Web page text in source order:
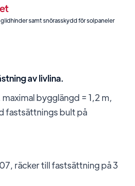
samt snörasskydd för solpaneler
av livlina.
maximal bygglängd = 1,2 m,
fastsättnings bult på
räcker till fastsättning på 3